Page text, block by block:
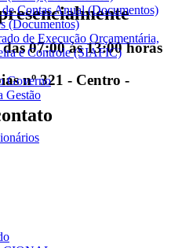
07:00 às 13:00 horas
nº 321 - Centro -
Contas Anual (Documentos)
(Documentos)
de Execução Orçamentária,
e Controle (SIAFIC)
Governo
Gestão